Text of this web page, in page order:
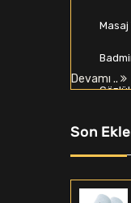
Masaj
Spor
Devamı ..
Son